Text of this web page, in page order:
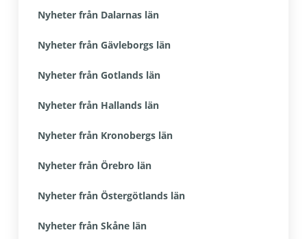
Nyheter från Dalarnas län
Nyheter från Gävleborgs län
Nyheter från Gotlands län
Nyheter från Hallands län
Nyheter från Kronobergs län
Nyheter från Örebro län
Nyheter från Östergötlands län
Nyheter från Skåne län